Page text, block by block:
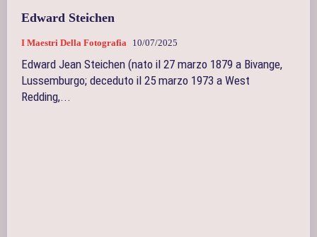
Edward Steichen
I Maestri Della Fotografia 10/07/2025
Edward Jean Steichen (nato il 27 marzo 1879 a Bivange,
Lussemburgo; deceduto il 25 marzo 1973 a West
Redding,...